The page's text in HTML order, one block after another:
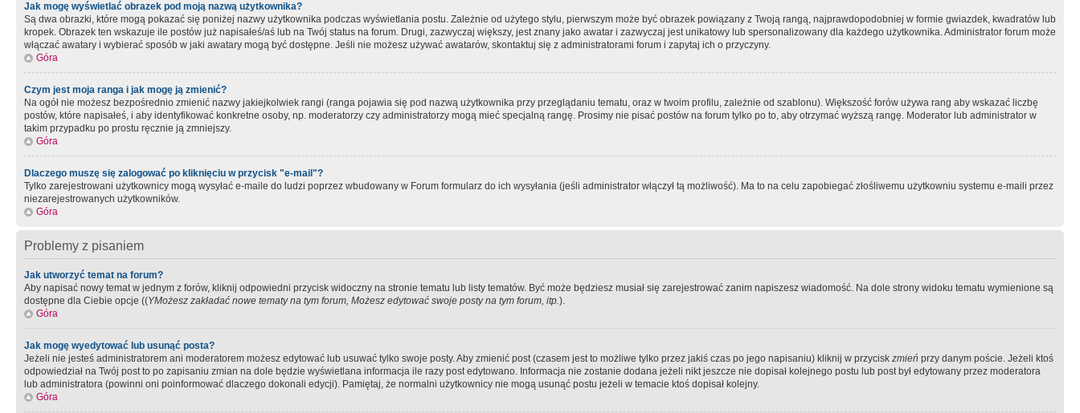
Jak mogę wyświetlać obrazek pod moją nazwą użytkownika?
Są dwa obrazki, które mogą pokazać się poniżej nazwy użytkownika podczas wyświetlania postu. Zależnie od użytego stylu, pierwszym może być obrazek powiązany z Twoją rangą, najprawdopodobniej w formie gwiazdek, kwadratów lub
kropek. Obrazek ten wskazuje ile postów już napisałeś/aś lub na Twój status na forum. Drugi, zazwyczaj większy, jest znany jako awatar i zazwyczaj jest unikatowy lub spersonalizowany dla każdego użytkownika. Administrator forum może
włączać awatary i wybierać sposób w jaki awatary mogą być dostępne. Jeśli nie możesz używać awatarów, skontaktuj się z administratorami forum i zapytaj ich o przyczyny.
Góra
Czym jest moja ranga i jak mogę ją zmienić?
Na ogół nie możesz bezpośrednio zmienić nazwy jakiejkolwiek rangi (ranga pojawia się pod nazwą użytkownika przy przeglądaniu tematu, oraz w twoim profilu, zależnie od szablonu). Większość forów używa rang aby wskazać liczbę
postów, które napisałeś, i aby identyfikować konkretne osoby, np. moderatorzy czy administratorzy mogą mieć specjalną rangę. Prosimy nie pisać postów na forum tylko po to, aby otrzymać wyższą rangę. Moderator lub administrator w
takim przypadku po prostu ręcznie ją zmniejszy.
Góra
Dlaczego muszę się zalogować po kliknięciu w przycisk "e-mail"?
Tylko zarejestrowani użytkownicy mogą wysyłać e-maile do ludzi poprzez wbudowany w Forum formularz do ich wysyłania (jeśli administrator włączył tą możliwość). Ma to na celu zapobiegać złośliwemu użytkowniu systemu e-maili przez
niezarejestrowanych użytkowników.
Góra
Problemy z pisaniem
Jak utworzyć temat na forum?
Aby napisać nowy temat w jednym z forów, kliknij odpowiedni przycisk widoczny na stronie tematu lub listy tematów. Być może będziesz musiał się zarejestrować zanim napiszesz wiadomość. Na dole strony widoku tematu wymienione są
dostępne dla Ciebie opcje ((YMożesz zakładać nowe tematy na tym forum, Możesz edytować swoje posty na tym forum, itp.).
Góra
Jak mogę wyedytować lub usunąć posta?
Jeżeli nie jesteś administratorem ani moderatorem możesz edytować lub usuwać tylko swoje posty. Aby zmienić post (czasem jest to możliwe tylko przez jakiś czas po jego napisaniu) kliknij w przycisk zmień przy danym poście. Jeżeli ktoś
odpowiedział na Twój post to po zapisaniu zmian na dole będzie wyświetlana informacja ile razy post edytowano. Informacja nie zostanie dodana jeżeli nikt jeszcze nie dopisał kolejnego postu lub post był edytowany przez moderatora
lub administratora (powinni oni poinformować dlaczego dokonali edycji). Pamiętaj, że normalni użytkownicy nie mogą usunąć postu jeżeli w temacie ktoś dopisał kolejny.
Góra